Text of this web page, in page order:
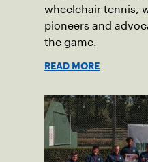
wheelchair tennis,
pioneers and
the game.
READ MORE